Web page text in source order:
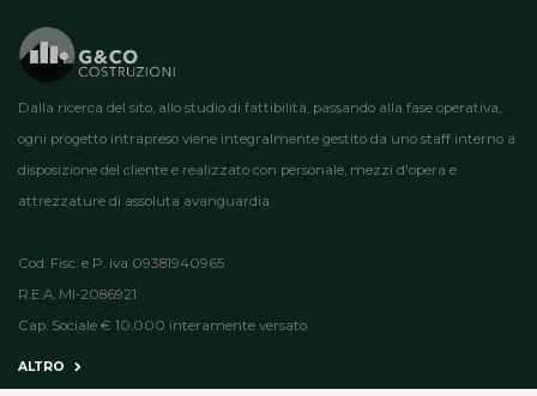
Dalla ricerca del sito, allo studio di fattibilità, passando alla fase operativa,
ogni progetto intrapreso viene integralmente gestito da uno staff interno a
disposizione del cliente e realizzato con personale, mezzi d'opera e
attrezzature di assoluta avanguardia.
Cod. Fisc. e P. iva 09381940965
R.E.A. MI-2086921
Cap. Sociale € 10.000 interamente versato
ALTRO